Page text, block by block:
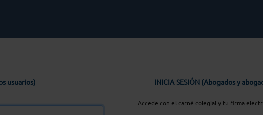
usuarios) INICIA SESIÓN (Abogados y
Accede con el carné colegial y tu firma